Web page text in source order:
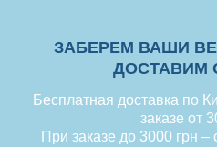
ЗАБЕРЕМ ВАШИ
ДОСТАВИМ
Бесплатная доставка по
заказе от
При заказе до 3000 грн –